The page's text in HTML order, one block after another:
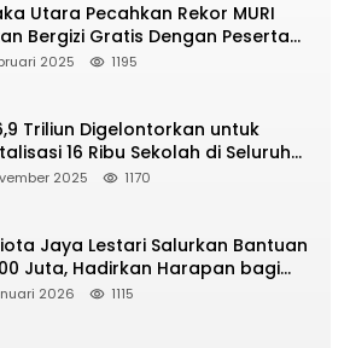
Utara Pecahkan Rekor MURI
Bergizi Gratis Dengan Peserta
2025 1195
Triliun Digelontorkan untuk
16 Ribu Sekolah di Seluruh
2025 1170
Jaya Lestari Salurkan Bantuan
Juta, Hadirkan Harapan bagi
Bencana di Sumatera
2026 1115